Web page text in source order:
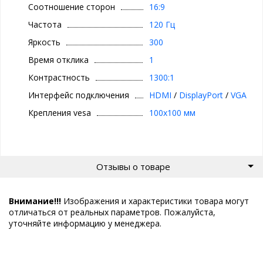
Соотношение сторон
16:9
Частота
120 Гц
Яркость
300
Время отклика
1
Контрастность
1300:1
Интерфейс подключения
HDMI / DisplayPort/ VGA
Крепления vesa
100x100 мм
Отзывы о товаре
Внимание!!! Изображения и характеристики товара могут
отличаться от реальных параметров. Пожалуйста,
уточняйте информацию у менеджера.